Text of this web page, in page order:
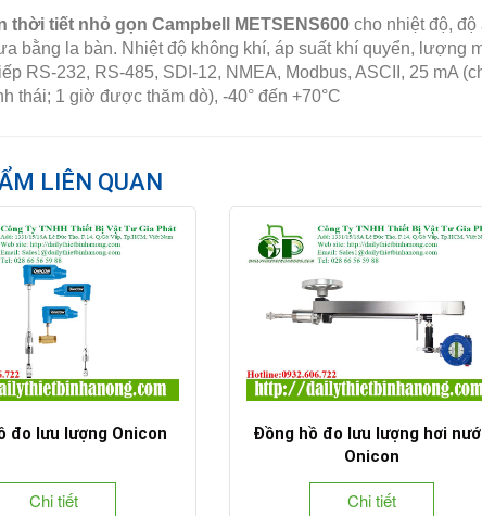
thời tiết nhỏ gọn Campbell METSENS600cho nhiệt độ, độ
bằng la bàn. Nhiệt độ không khí, áp suất khí quyển, lượng
RS-232, RS-485, SDI-12, NMEA, Modbus, ASCII, 25 mA
thái; 1 giờ được thăm dò), -40° đến +70°C
LIÊN QUAN
đo lưu lượng Onicon
Chi tiết
Đồng hồ đo lưu lượng hơi
Onicon
Chi tiết